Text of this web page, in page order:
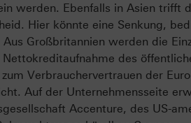
werden. Ebenfalls in Asien trifft
Hier könnte eine Senkung,
Aus Großbritannien werden die
des
Verbrauchervertrauen der
Auf der Unternehmensseite
Accenture, des US-